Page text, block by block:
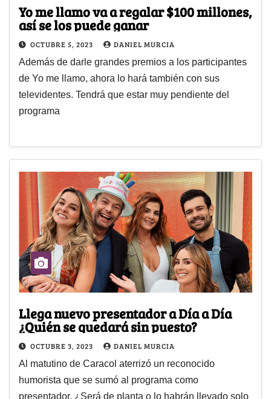
Yo me llamo va a regalar $100 millones,
así se los puede ganar
OCTUBRE 5, 2023 DANIEL MURCIA
Además de darle grandes premios a los participantes
de Yo me llamo, ahora lo hará también con sus
televidentes. Tendrá que estar muy pendiente del
programa
Llega nuevo presentador a Día a Día
¿Quién se quedará sin puesto?
OCTUBRE 3, 2023 DANIEL MURCIA
Al matutino de Caracol aterrizó un reconocido
humorista que se sumó al programa como
presentador. ¿Será de planta o lo habrán llevado solo